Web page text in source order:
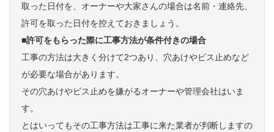
取った日付を、オーナーや大家さんの場合は名前・連絡先、
許可を取った日付を控えておきましょう。
■許可をもらった際に工事方法が条件付きの場合
工事の方法は大きく分けて2つあり、穴あけやビス止めなど
が必要な場合があります。
その穴あけやビス止めを嫌がるオーナーや管理会社はいま
す。
とはいってもその工事方法は工事に来た業者が判断しますの